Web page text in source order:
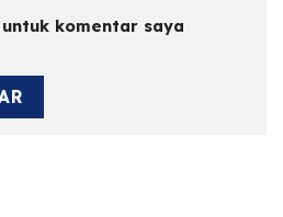
komentar saya